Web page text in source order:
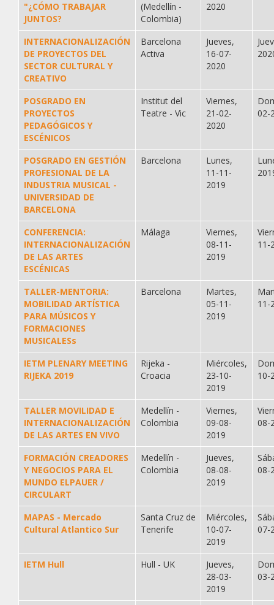
"¿CÓMO TRABAJAR
JUNTOS?
(Medellín -
Colombia)
2020
INTERNACIONALIZACIÓN
DE PROYECTOS DEL
SECTOR CULTURAL Y
CREATIVO
Barcelona
Activa
Jueves,
16-07-
2020
POSGRADO EN
PROYECTOS
PEDAGÓGICOS Y
ESCÉNICOS
Institut del
Teatre - Vic
Viernes,
21-02-
2020
02-
POSGRADO EN GESTIÓN
PROFESIONAL DE LA
INDUSTRIA MUSICAL -
UNIVERSIDAD DE
BARCELONA
Barcelona
Lunes,
11-11-
2019
CONFERENCIA:
INTERNACIONALIZACIÓN
DE LAS ARTES
ESCÉNICAS
Málaga
Viernes,
08-11-
2019
11-
TALLER-MENTORIA:
MOBILIDAD ARTÍSTICA
PARA MÚSICOS Y
FORMACIONES
MUSICALESs
Barcelona
Martes,
05-11-
2019
11-
IETM PLENARY MEETING
RIJEKA 2019
Rijeka -
Croacia
Miércoles,
23-10-
2019
10-
TALLER MOVILIDAD E
INTERNACIONALIZACIÓN
DE LAS ARTES EN VIVO
Medellín -
Colombia
Viernes,
09-08-
2019
08-
FORMACIÓN CREADORES
Y NEGOCIOS PARA EL
MUNDO ELPAUER /
CIRCULART
Medellín -
Colombia
Jueves,
08-08-
2019
08-
MAPAS - Mercado
Cultural Atlantico Sur
Santa Cruz de
Tenerife
Miércoles,
10-07-
2019
07-
IETM Hull Hull - UK
Jueves,
28-03-
2019
03-